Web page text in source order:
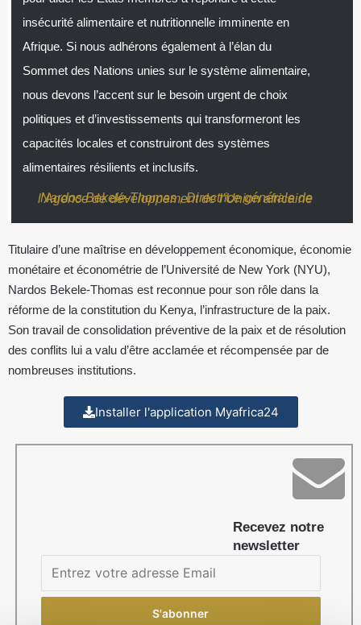
insécurité alimentaire et nutritionnelle imminente en
Afrique. Si nous adhérons également à l’élan du
Sommet des Nations unies sur le système alimentaire,
nous devons l’accent sur le besoin urgent de choix
politiques et d’investissements qui transformeront les
capacités locales et construiront des systèmes
alimentaires résilients et inclusifs.
Nardos Bekele-Thomas , Directrice générale de l’Agence de développement de l’Union africaine
Titulaire d’une maîtrise en développement économique, économie
monétaire et économétrie de l’Université de New York (NYU),
Nardos Bekele-Thomas est reconnue pour son rôle dans la
réforme de la constitution du Kenya, l’infrastructure de la paix.
Son travail de consolidation préventive de la paix et de résolution
des conflits lui a valu d’être acclamée et récompensée par de
nombreuses institutions.
Installer l'application Myafrica24
Recevez notre
newsletter